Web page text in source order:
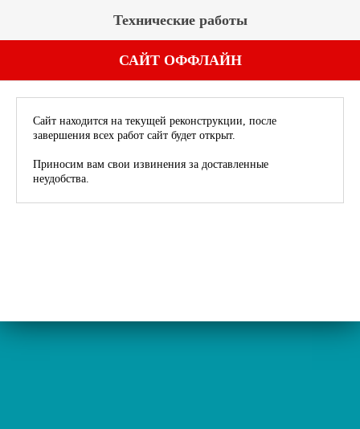
Технические работы
САЙТ ОФФЛАЙН
Сайт находится на текущей реконструкции, после
завершения всех работ сайт будет открыт.
Приносим вам свои извинения за доставленные
неудобства.